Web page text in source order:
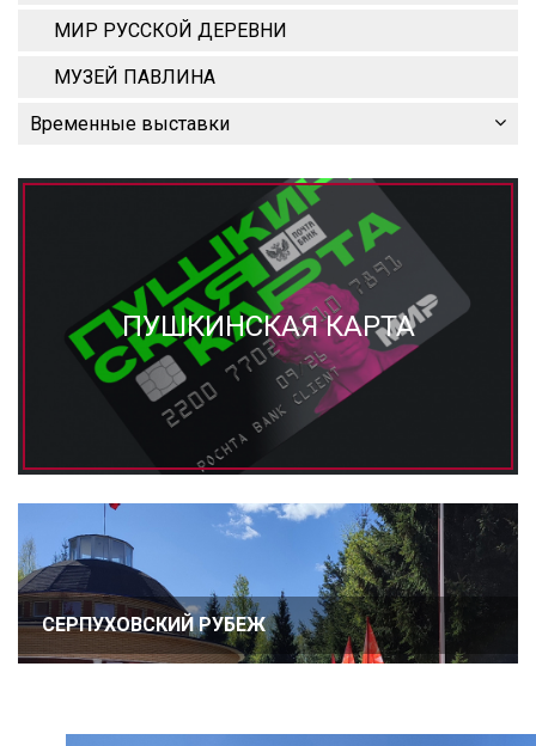
МИР РУССКОЙ ДЕРЕВНИ
МУЗЕЙ ПАВЛИНА
Временные выставки
ПУШКИНСКАЯ КАРТА
СЕРПУХОВСКИЙ РУБЕЖ